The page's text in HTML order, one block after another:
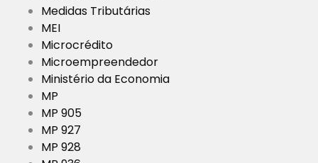
Medidas Tributárias
MEI
Microcrédito
Microempreendedor
Ministério da Economia
MP
MP 905
MP 927
MP 928